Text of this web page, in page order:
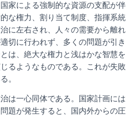
家による強制的な資源の支配が伴
な権力、割り当て制度、指揮系統
に左右され、人々の需要から離れ
切に行われず、多くの問題が引き
は、絶大な権力と浅はかな智慧を
るようなものである。これが失敗
。
は一心同体である。国家計画には
題が発生すると、国内外からの圧